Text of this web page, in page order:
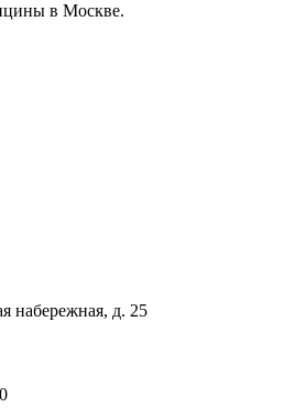
в Москве.
набережная, д. 25